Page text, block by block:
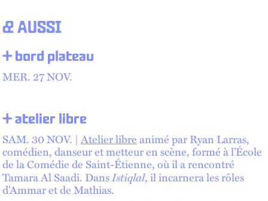
& AUSSI
+ bord plateau
MER. 27 NOV.
+ atelier libre
SAM. 30 NOV. |Atelier libreanimé par Ryan Larras,
comédien, danseur et metteur en scène, formé à l’École
de la Comédie de Saint-Étienne, où il a rencontré
Tamara Al Saadi. DansIstiqlal, il incarnera les rôles
d’Ammar et de Mathias.